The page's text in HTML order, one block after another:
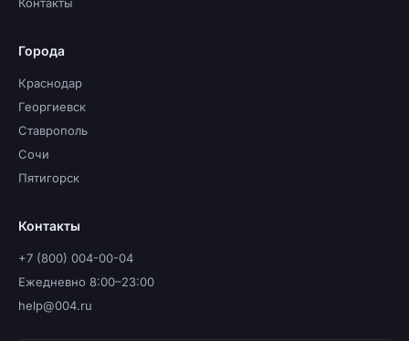
Города
Краснодар
Георгиевск
Ставрополь
Сочи
Пятигорск
Контакты
+7 (800) 004-00-04
Ежедневно 8:00–23:00
help@004.ru